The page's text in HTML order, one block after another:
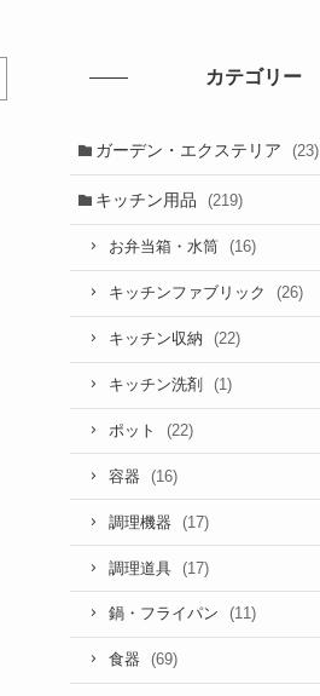
カテゴリー
ガーデン・エクステリア (23)
キッチン用品 (219)
お弁当箱・水筒 (16)
キッチンファブリック (26)
キッチン収納 (22)
キッチン洗剤 (1)
ポット (22)
容器 (16)
調理機器 (17)
調理道具 (17)
鍋・フライパン (11)
食器 (69)